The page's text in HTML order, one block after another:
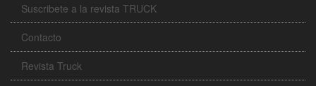
Suscribete a la revista TRUCK
Contacto
Revista Truck